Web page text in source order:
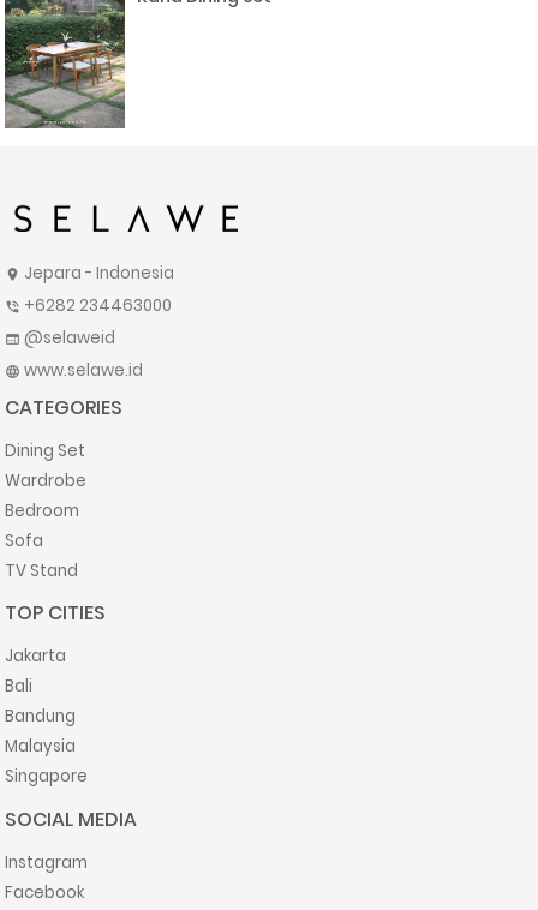
location_on Jepara - Indonesia
phone_in_talk +6282 234463000
web @selaweid
language www.selawe.id
CATEGORIES
Dining Set
Wardrobe
Bedroom
Sofa
TV Stand
TOP CITIES
Jakarta
Bali
Bandung
Malaysia
Singapore
SOCIAL MEDIA
Instagram
Facebook